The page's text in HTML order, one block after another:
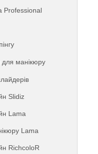
Professional
манікюру
Slidiz
Lama
Lama
RichcoloR